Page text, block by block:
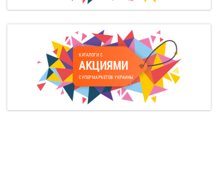
КАТАЛОГИ С
АКЦИЯМИ
СУПЕРМАРКЕТОВ УКРАИНЫ